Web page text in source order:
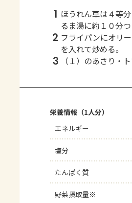
1 ほうれん草は４等
るま湯に約１０分
2 フライパンにオリ
を入れて炒める。
3 （１）のあさり・
栄養情報（1人分）
エネルギー
塩分
たんぱく質
野菜摂取量※